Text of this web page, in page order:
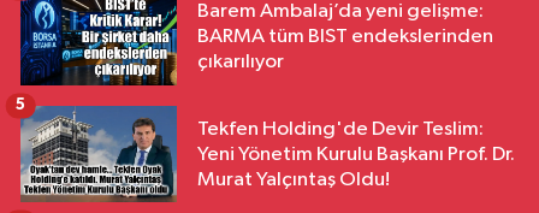
Barem Ambalaj’da yeni gelişme:
BARMA tüm BIST endekslerinden
çıkarılıyor
Tekfen Holding'de Devir Teslim:
Yeni Yönetim Kurulu Başkanı Prof. Dr.
Murat Yalçıntaş Oldu!
5